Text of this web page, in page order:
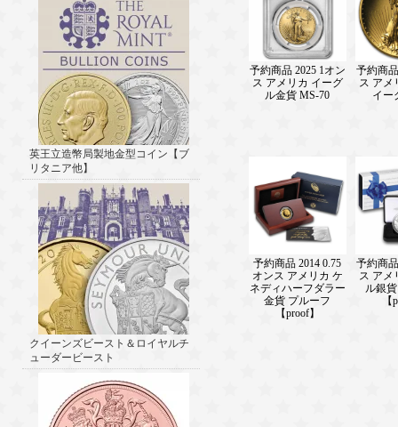
英王立造幣局製地金型コイン【ブ
リタニア他】
クイーンズビースト＆ロイヤルチ
ューダービースト
予約商品 2025 1オン
ス アメリカ イーグ
ル金貨 MS-70
予約商
ス アメ
イー
予約商品 2014 0.75
オンス アメリカ ケ
ネディハーフダラー
金貨 プルーフ
【proof】
予約商
ス アメ
ル銀